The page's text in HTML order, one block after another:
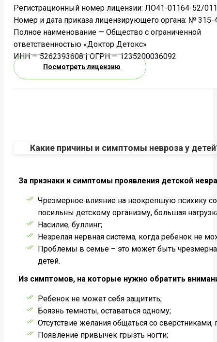
Регистрационный номер лицензии: ЛО41-01164-52/
Номер и дата приказа лицензирующего органа: №
Полное наименование — Общество с ограниченной
ответственностью «Доктор Детокс»
ИНН — 5262393608 | ОГРН — 1235200036092
Посмотреть лицензию
Какие причины и симптомы невроза у
За признаки и симптомы проявления детской
Чрезмерное влияние на неокрепшую психику
посильны детскому организму, большая
Насилие, буллинг;
Незрелая нервная система, когда ребенок не
Проблемы в семье – это может быть
детей.
Из симптомов, на которые нужно обратить
Ребенок не может себя защитить;
Боязнь темноты, оставаться одному;
Отсутствие желания общаться со
Появление привычек грызть ногти;